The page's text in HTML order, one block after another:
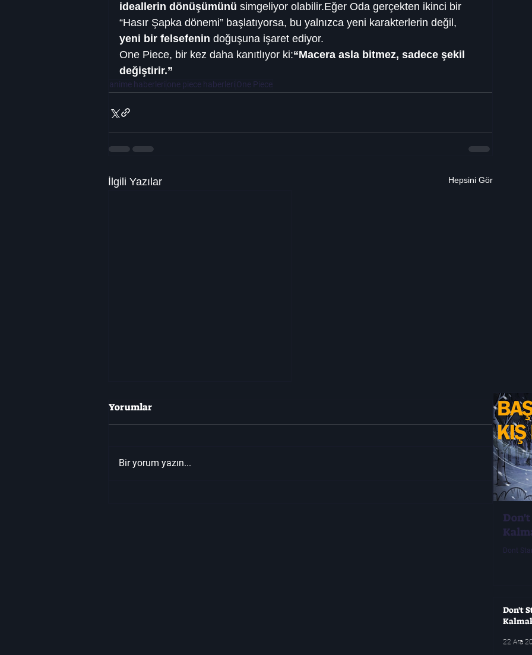
ideallerin dönüşümünü simgeliyor olabilir.Eğer Oda gerçekten ikinci bir
“Hasır Şapka dönemi” başlatıyorsa, bu yalnızca yeni karakterlerin değil,
yeni bir felsefenin doğuşuna işaret ediyor.
One Piece, bir kez daha kanıtlıyor ki:“Macera asla bitmez, sadece şekil
değiştirir.”
anime haberleri one piece haberleri One Piece
İlgili Yazılar Hepsini Gör
Yorumlar
Bir yorum yazın...
Dont
Don't
22 Ara